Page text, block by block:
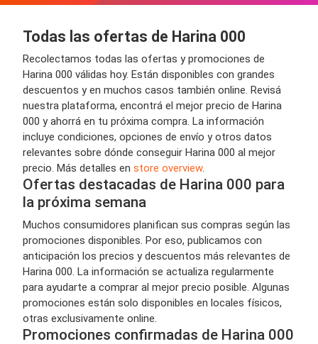
Todas las ofertas de Harina 000
Recolectamos todas las ofertas y promociones de
Harina 000 válidas hoy. Están disponibles con grandes
descuentos y en muchos casos también online. Revisá
nuestra plataforma, encontrá el mejor precio de Harina
000 y ahorrá en tu próxima compra. La información
incluye condiciones, opciones de envío y otros datos
relevantes sobre dónde conseguir Harina 000 al mejor
precio. Más detalles en store overview.
Ofertas destacadas de Harina 000 para
la próxima semana
Muchos consumidores planifican sus compras según las
promociones disponibles. Por eso, publicamos con
anticipación los precios y descuentos más relevantes de
Harina 000. La información se actualiza regularmente
para ayudarte a comprar al mejor precio posible. Algunas
promociones están solo disponibles en locales físicos,
otras exclusivamente online.
Promociones confirmadas de Harina 000